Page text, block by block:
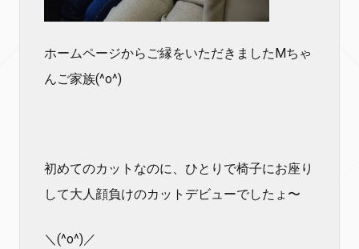
ホームページからご縁をいただきましたМちゃ
んご家族(^o^)
初めてのカットなのに、ひとりで椅子にお座り
して大人顔負けのカットデビューでしたょ〜
＼(^o^)／